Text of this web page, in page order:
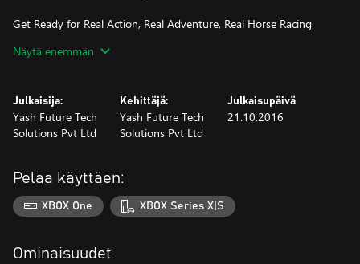
Get Ready for Real Action, Real Adventure, Real Horse Racing
Näytä enemmän
Julkaisija:
Yash Future Tech
Solutions Pvt Ltd
Kehittäjä:
Yash Future Tech
Solutions Pvt Ltd
Julkaisupäivä
21.10.2016
Pelaa käyttäen:
XBOX One XBOX Series X|S
Ominaisuudet